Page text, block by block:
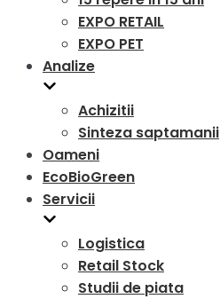
EXPO RETAIL
EXPO PET
Analize
Achizitii
Sinteza saptamanii
Oameni
EcoBioGreen
Servicii
Logistica
Retail Stock
Studii de piata